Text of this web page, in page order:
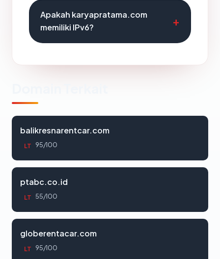
Apakah karyapratama.com
memiliki IPv6?
balikresnarentcar.com
LT 95/100
ptabc.co.id
LT 55/100
globerentacar.com
LT 95/100